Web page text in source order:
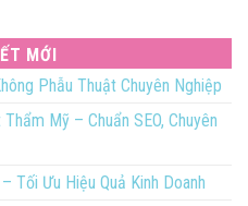
MỚI
Phẫu Thuật Chuyên Nghiệp
Mỹ – Chuẩn SEO, Chuyên
Tối Ưu Hiệu Quả Kinh Doanh